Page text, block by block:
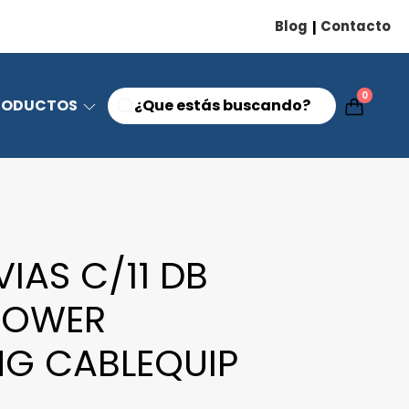
Blog Contacto
0
C/11 DB
CABLEQUIP